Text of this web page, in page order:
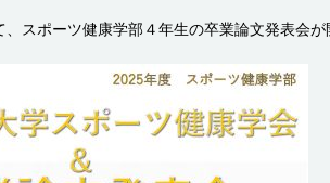
スポーツ健康学部４年生の卒業論文発表会が